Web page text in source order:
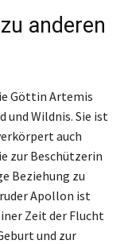
anderen
Göttin Artemis
und Wildnis. Sie ist
auch
zur Beschützerin
Beziehung zu
Apollon ist
Zeit der Flucht
und zur